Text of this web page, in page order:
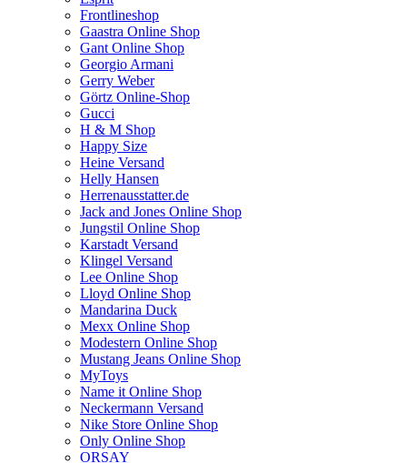
Frontlineshop
Gaastra Online Shop
Gant Online Shop
Georgio Armani
Gerry Weber
Görtz Online-Shop
Gucci
H & M Shop
Happy Size
Heine Versand
Helly Hansen
Herrenausstatter.de
Jack and Jones Online Shop
Jungstil Online Shop
Karstadt Versand
Klingel Versand
Lee Online Shop
Lloyd Online Shop
Mandarina Duck
Mexx Online Shop
Modestern Online Shop
Mustang Jeans Online Shop
MyToys
Name it Online Shop
Neckermann Versand
Nike Store Online Shop
Only Online Shop
ORSAY